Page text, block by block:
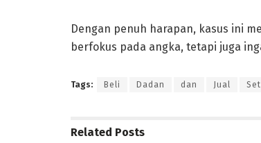
Dengan penuh harapan, kasus ini
berfokus pada angka, tetapi juga
Tags: Beli Dadan dan Jual
Related Posts